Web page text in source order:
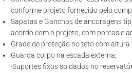
conforme projeto fornecido pelo
Sapatas e Ganchos de ancoragens
acordo com o projeto, com porcas e
Grade de proteção no teto com altura
Guarda corpo na escada externa;
·Suportes fixos soldados no